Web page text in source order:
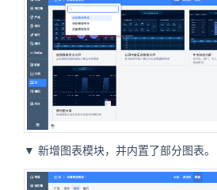
▼ 新增图表模块，并内置了部分图表。